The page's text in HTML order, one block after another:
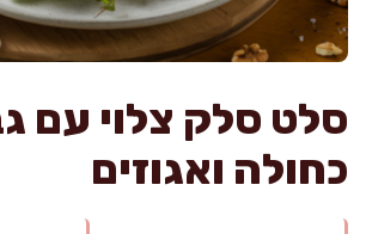
סלט סלק צלוי עם
כחולה ואגוזים